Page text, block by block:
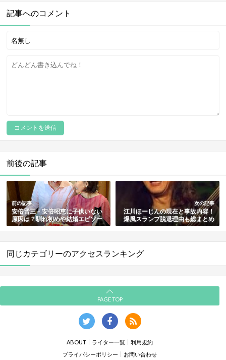
記事へのコメント
前後の記事
前の記事
安倍晋三・安倍昭恵に子供いない
原因は？馴れ初めや結婚エピソー
ド・死去も総まとめ
次の記事
江川ほーじんの現在と事故内容！
爆風スランプ脱退理由も総まとめ
同じカテゴリーのアクセスランキング
PAGE TOP
ABOUT ライター一覧
利用規約
プライバシーポリシー
お問い合わせ